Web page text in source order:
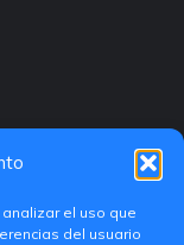
el uso que
del usuario